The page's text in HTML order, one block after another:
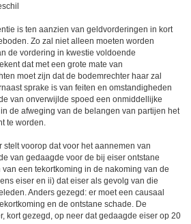
is ten aanzien van geldvorderingen in kort
Zo zal niet alleen moeten worden
de vordering in kwestie voldoende
dat met een grote mate van
moet zijn dat de bodemrechter haar zal
sprake is van feiten en omstandigheden
van onverwijlde spoed een onmiddellijke
de afweging van de belangen van partijen het
te worden.
voorop dat voor het aannemen van
van gedaagde voor de bij eiser ontstane
een tekortkoming in de nakoming van de
eiser en ii) dat eiser als gevolg van die
Anders gezegd: er moet een causaal
en de ontstane schade. De
kort gezegd, op neer dat gedaagde eiser op 20